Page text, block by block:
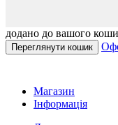
додано до вашого
Переглянути кошик
Магазин
Інформація